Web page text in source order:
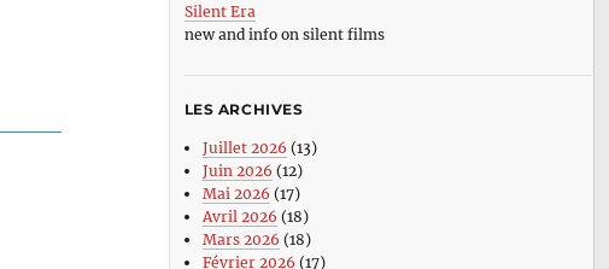
Silent Era
new and info on silent films
LES ARCHIVES
Juillet 2026 (13)
Juin 2026 (12)
Mai 2026 (17)
Avril 2026 (18)
Mars 2026 (18)
Février 2026 (17)